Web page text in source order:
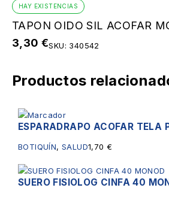
HAY EXISTENCIAS
TAPON OIDO SIL ACOFAR
3,30 €SKU: 340542
Productos
ESPARADRAPO ACOFAR TELA
BOTIQUÍN,SALUD1,70€
SUERO FISIOLOG CINFA 40